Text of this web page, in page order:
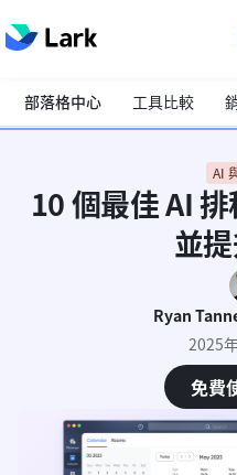
部落格中心 工具比較
AI
10 個最佳 AI
並
Ryan
2025
免費